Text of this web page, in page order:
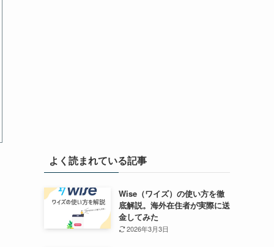
よく読まれている記事
Wise（ワイズ）の使い方を徹
底解説。海外在住者が実際に送
金してみた
2026年3月3日